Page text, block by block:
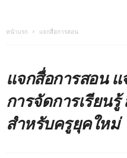
หน้าแรก แจกสื่อการสอน
แจกสื่อการสอน
การจัดการเรียน
สำหรับครูยุคใหม่